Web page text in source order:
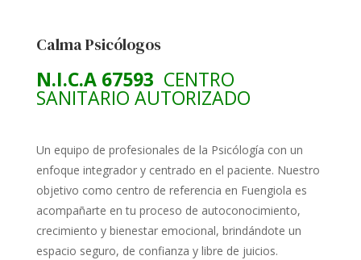
Calma Psicólogos
N.I.C.A 67593 CENTRO
SANITARIO AUTORIZADO
Un equipo de profesionales de la Psicólogía con un
enfoque integrador y centrado en el paciente. Nuestro
objetivo como centro de referencia en Fuengiola es
acompañarte en tu proceso de autoconocimiento,
crecimiento y bienestar emocional, brindándote un
espacio seguro, de confianza y libre de juicios.